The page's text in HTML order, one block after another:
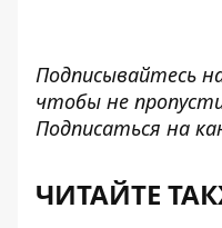
Подписывайтесь
чтобы не
Подписаться на
ЧИТАЙТЕ